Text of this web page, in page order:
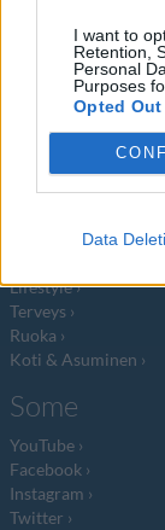
I want to
Retention,
Personal
Purposes
Opted Out
Data
Tietoa meistä
Tietosuojalauseke
Lähetä uutisvinkki
Mediatiedot
RSS-ohje
Lifestyle
Lifestyle
Terveys
Ruoka
Koti & Asuminen
Some
YouTube
Facebook
Instagram
Twitter